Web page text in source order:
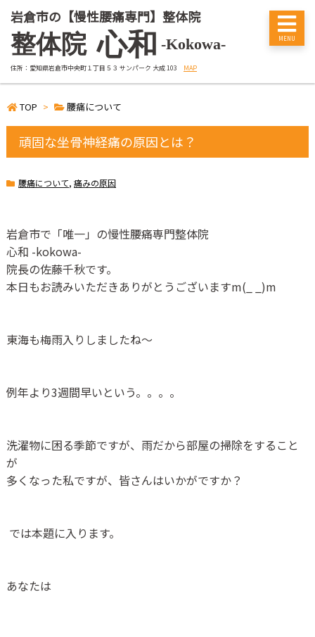
岩倉市の【慢性腰痛専門】整体院
整体院 心和 -Kokowa-
住所：愛知県岩倉市中央町１丁目５３ サンパーク 大成 103 MAP
TOP > 腰痛について
頑固な坐骨神経痛の原因とは？
腰痛について, 痛みの原因
岩倉市で「唯一」の慢性腰痛専門整体院
心和 -kokowa-
院長の佐藤千秋です。
本日もお読みいただきありがとうございますm(_ _)m
東海も梅雨入りしましたね〜
例年より3週間早いという。。。。
洗濯物に困る季節ですが、雨だから部屋の掃除をすること
が
多くなった私ですが、皆さんはいかがですか？
では本題に入ります。
あなたは